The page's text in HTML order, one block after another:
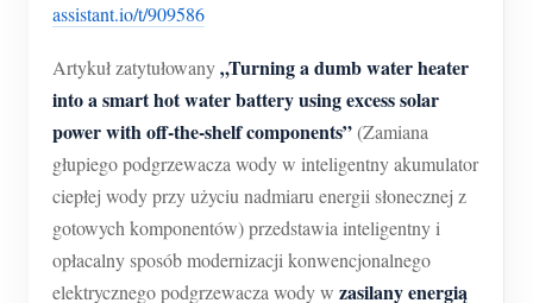
Kontroler mocy WiFi
IAMMETER Cloud Pro
Ładowarka EV
Symulator IAMMETER
Licznik wirtualny
assistant.io/t/909586
Artykuł zatytułowany„Turning a dumb water heater
into a smart hot water battery using excess solar
power with off-the-shelf components”(Zamiana
głupiego podgrzewacza wody w inteligentny akumulator
ciepłej wody przy użyciu nadmiaru energii słonecznej z
gotowych komponentów) przedstawia inteligentny i
opłacalny sposób modernizacji konwencjonalnego
elektrycznego podgrzewacza wody w zasilany energią